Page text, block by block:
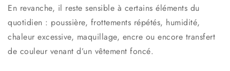
En revanche, il reste sensible à certains éléments du
quotidien : poussière, frottements répétés, humidité,
chaleur excessive, maquillage, encre ou encore transfert
de couleur venant d’un vêtement foncé.